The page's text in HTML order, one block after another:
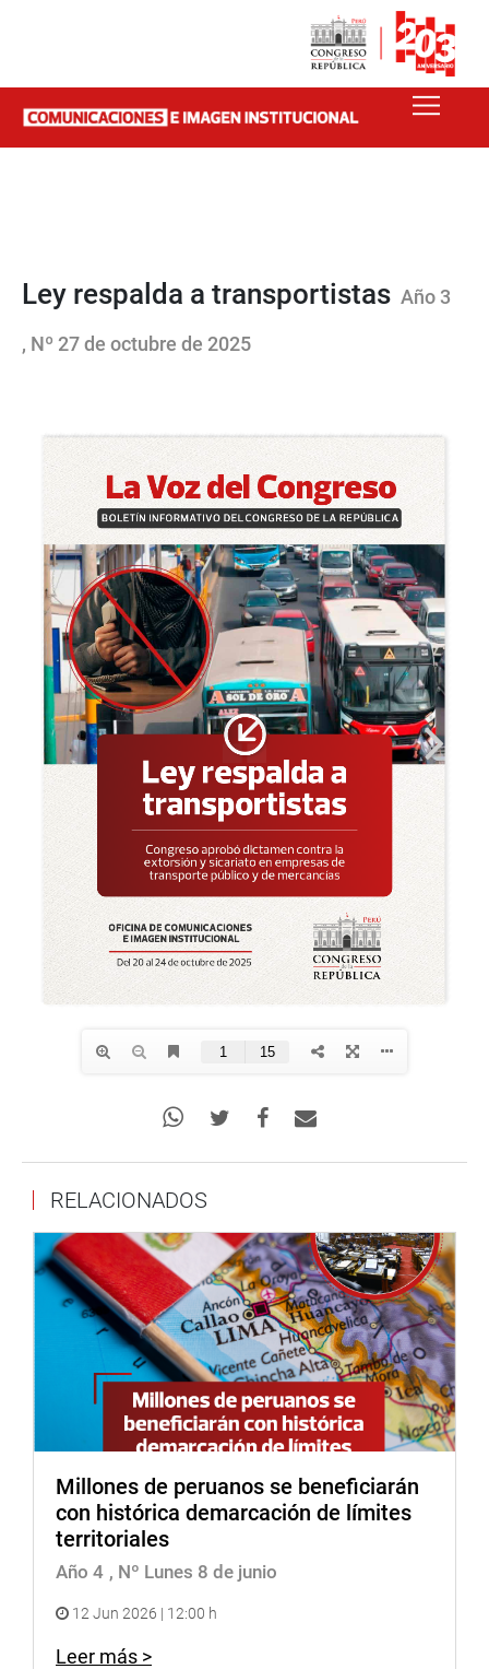
Ley respalda a transportistas Año 3
, Nº 27 de octubre de 2025
RELACIONADOS
Millones de peruanos se beneficiarán
con histórica demarcación de límites
territoriales
Año 4 , Nº Lunes 8 de junio
12 Jun 2026 | 12:00 h
Leer más >